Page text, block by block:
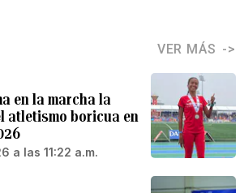
VER MÁS
en la marcha la
atletismo boricua en
a las 11:22 a.m.